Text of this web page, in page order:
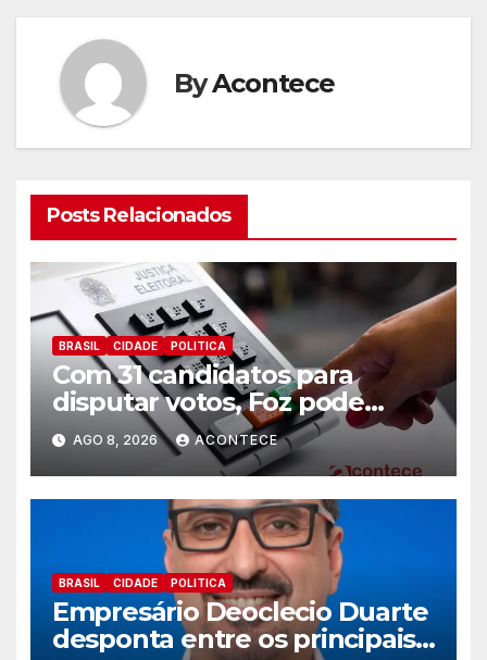
ByAcontece
Posts Relacionados
BRASIL CIDADE POLITICA
Com 31 candidatos para
disputar votos, Foz pode
perder representatividade
AGO 8, 2026 ACONTECE
BRASIL CIDADE POLITICA
Empresário Deoclecio Duarte
desponta entre os principais